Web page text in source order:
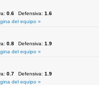
0.6 Defensiva: 1.6
del equipo »
0.8 Defensiva: 1.9
del equipo »
0.7 Defensiva: 1.9
del equipo »